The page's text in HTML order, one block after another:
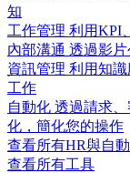
知
工作管理 利用KPI
內部溝通 透過影
資訊管理 利用知
工作
自動化 透過請求
化，簡化您的操作
查看所有HR與自
查看所有工具